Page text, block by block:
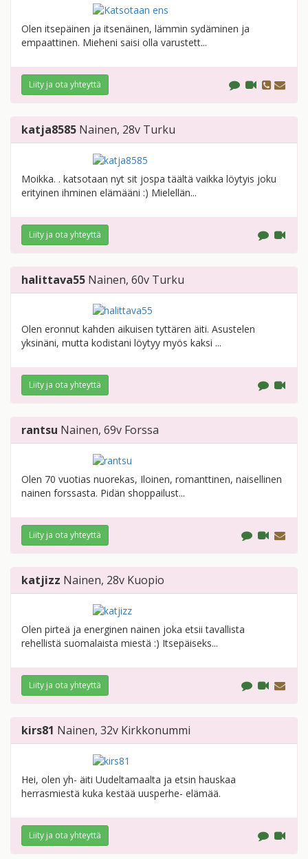
Olen itsepäinen ja itsenäinen, lämmin sydäminen ja
empaattinen. Mieheni saisi olla varustett...
Liity ja ota yhteyttä
katja8585 Nainen, 28v Turku
Moikka. . katsotaan nyt sit jospa täältä vaikka löytyis joku
erityinen ihminen elämääni :) Mielellän...
Liity ja ota yhteyttä
halittava55 Nainen, 60v Turku
Olen eronnut kahden aikuisen tyttären äiti. Asustelen
yksinäni, mutta kodistani löytyy myös kaksi ...
Liity ja ota yhteyttä
rantsu Nainen, 69v Forssa
Olen 70 vuotias nuorekas, Iloinen, romanttinen, naisellinen
nainen forssasta. Pidän shoppailust...
Liity ja ota yhteyttä
katjizz Nainen, 28v Kuopio
Olen pirteä ja energinen nainen joka etsii tavallista
rehellistä suomalaista miestä :) Itsepäiseks...
Liity ja ota yhteyttä
kirs81 Nainen, 32v Kirkkonummi
Hei, olen yh- äiti Uudeltamaalta ja etsin hauskaa
herrasmiestä kuka kestää uusperhe- elämää.
Liity ja ota yhteyttä